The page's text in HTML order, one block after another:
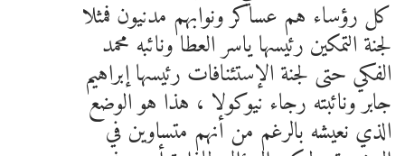
كل رؤساء هم عساكر ونوابهم مدنيون فمثلا
لجنة التمكين رئيسها ياسر العطا ونائبه محمد
الفكي حتى لجنة الإستئنافات رئيسها إبراهيم
جابر ونائبته رجاء نيوكولا ، هذا هو الوضع
الذي نعيشه بالرغم من أنهم متساوين في